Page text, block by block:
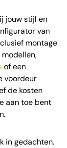
jouw stijl en
van
montage
of een
voordeur
de kosten
aan toe bent
in gedachten.